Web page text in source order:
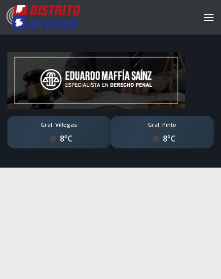
Gral. Villegas
8°C
Gral. Pinto
8°C